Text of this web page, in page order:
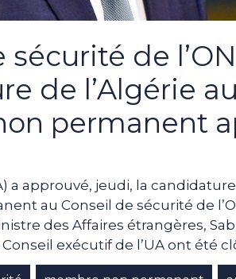
sécurité de
de l’Algérie
permanent
a approuvé, jeudi, la
au Conseil de sécurité de
des Affaires étrangères,
exécutif de l’UA ont été